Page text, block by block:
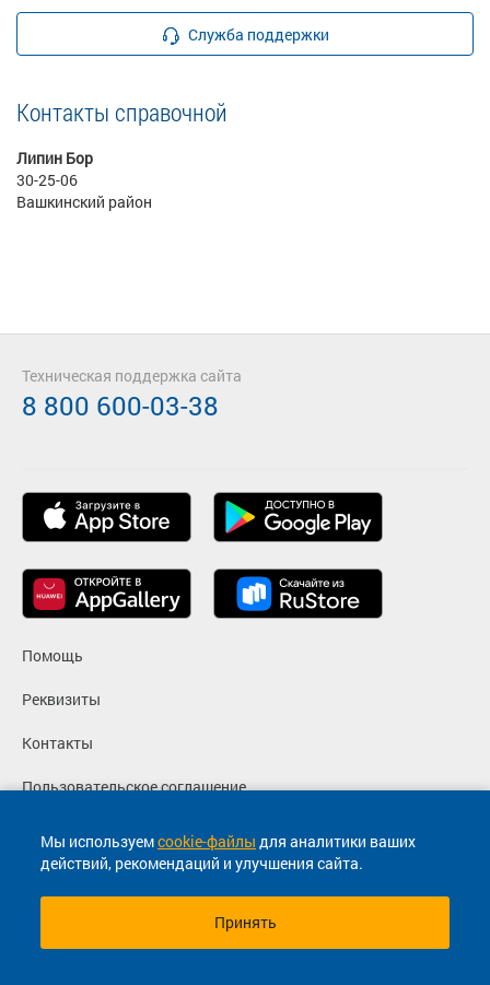
Служба поддержки
Контакты справочной
Липин Бор
30-25-06
Вашкинский район
Мы используемcookie-файлы для аналитики ваших
действий, рекомендаций и улучшения сайта.
Принять
Помощь
Реквизиты
Контакты
Пользовательское соглашение
Политика конфиденциальности
Согласие на маркетинговые сообщения
Техническая поддержка сайта
8 800 600-03-38
© 2013-2026, ООО "Капитал"- Онлайн сервис продажи